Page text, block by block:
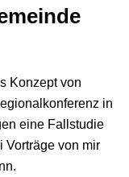
Konzept von
in
eine Fallstudie
Vorträge von mir